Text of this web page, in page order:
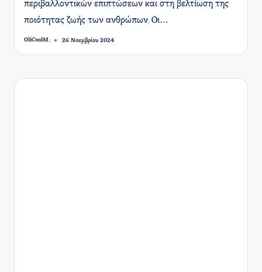
περιβαλλοντικών επιπτώσεων και στη βελτίωση της
ποιότητας ζωής των ανθρώπων. Οι…
Συγγραφέας:
OliCoolM. 26 Νοεμβρίου 2024